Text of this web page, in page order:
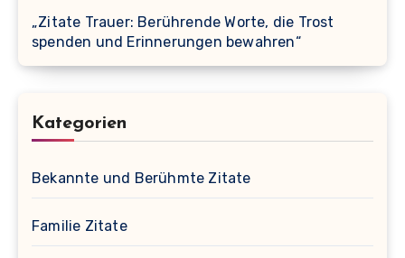
„Zitate Trauer: Berührende Worte, die Trost
spenden und Erinnerungen bewahren“
Kategorien
Bekannte und Berühmte Zitate
Familie Zitate